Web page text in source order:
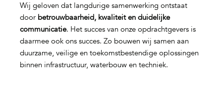
Wij geloven dat langdurige samenwerking ontstaat
door betrouwbaarheid, kwaliteit en duidelijke
communicatie. Het succes van onze opdrachtgevers is
daarmee ook ons succes. Zo bouwen wij samen aan
duurzame, veilige en toekomstbestendige oplossingen
binnen infrastructuur, waterbouw en techniek.